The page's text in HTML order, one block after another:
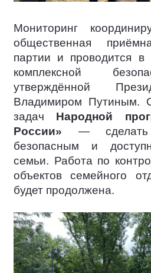
Мониторинг
общественная
партии и проводится в
комплексной
утверждённой
Владимиром Путиным.
задач Народной
России» — сделать
безопасным и
семьи. Работа по
объектов семейного
будет продолжена.